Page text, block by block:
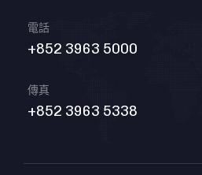
電話
+852 3963 5000
傳真
+852 3963 5338